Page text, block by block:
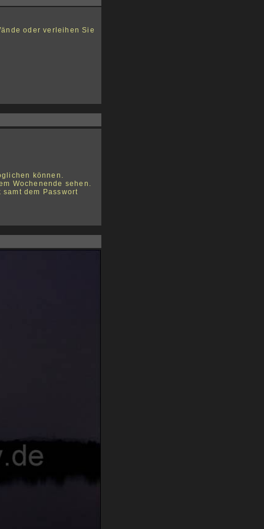
oder verleihen Sie
können.
Wochenende sehen.
dem Passwort